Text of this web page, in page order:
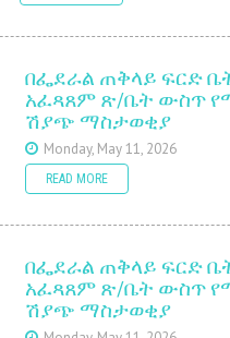
በፌደራል ጠቅላይ ፍርድ
አፈጻጸም ጽ/ቤት ውስጥ
ሽያጭ ማስታወቂያ
Monday, May 11, 2026
READ MORE
በፌደራል ጠቅላይ ፍርድ
አፈጻጸም ጽ/ቤት ውስጥ
ሽያጭ ማስታወቂያ